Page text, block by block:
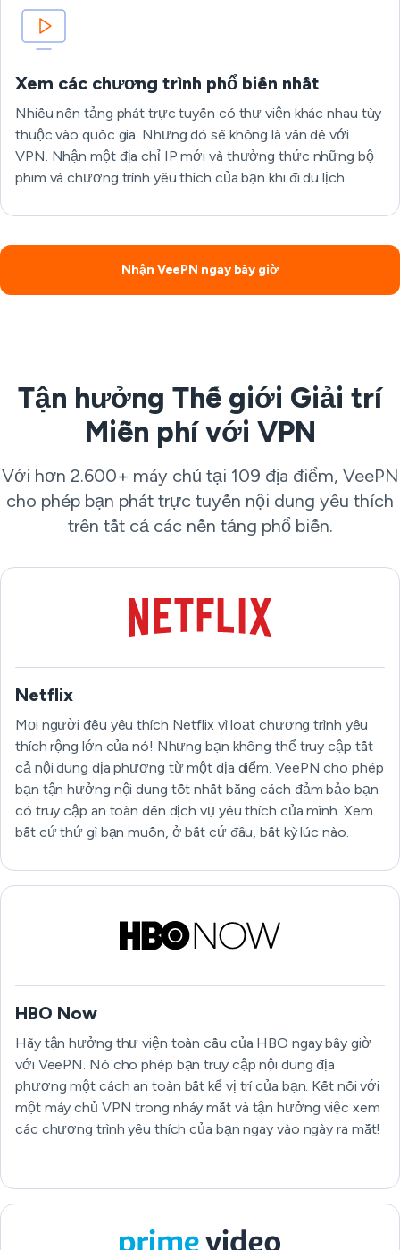
Xem các chương trình phổ biến nhất
Nhiều nền tảng phát trực tuyến có thư viện khác nhau tùy
thuộc vào quốc gia. Nhưng đó sẽ không là vấn đề với
VPN. Nhận một địa chỉ IP mới và thưởng thức những bộ
phim và chương trình yêu thích của bạn khi đi du lịch.
Nhận VeePN ngay bây giờ
Tận hưởng Thế giới Giải trí
Miễn phí với VPN
Với hơn 2.600+ máy chủ tại 109 địa điểm, VeePN
cho phép bạn phát trực tuyến nội dung yêu thích
trên tất cả các nền tảng phổ biến.
Netflix
Mọi người đều yêu thích Netflix vì loạt chương trình yêu
thích rộng lớn của nó! Nhưng bạn không thể truy cập tất
cả nội dung địa phương từ một địa điểm. VeePN cho phép
bạn tận hưởng nội dung tốt nhất bằng cách đảm bảo bạn
có truy cập an toàn đến dịch vụ yêu thích của mình. Xem
bất cứ thứ gì bạn muốn, ở bất cứ đâu, bất kỳ lúc nào.
HBO Now
Hãy tận hưởng thư viện toàn cầu của HBO ngay bây giờ
với VeePN. Nó cho phép bạn truy cập nội dung địa
phương một cách an toàn bất kể vị trí của bạn. Kết nối với
một máy chủ VPN trong nháy mắt và tận hưởng việc xem
các chương trình yêu thích của bạn ngay vào ngày ra mắt!